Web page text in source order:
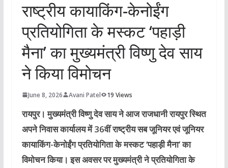
राष्ट्रीय कायाकिंग-केनोईंग
प्रतियोगिता के मस्कट ‘पहाड़ी
मैना’ का मुख्यमंत्री विष्णु देव साय
ने किया विमोचन
June 8, 2026 Avani Patel 19 Views
रायपुर। मुख्यमंत्री विष्णु देव साय ने आज राजधानी रायपुर स्थित
अपने निवास कार्यालय में 36वीं राष्ट्रीय सब जूनियर एवं जूनियर
कायाकिंग-केनोईंग प्रतियोगिता के मस्कट ‘पहाड़ी मैना’ का
विमोचन किया। इस अवसर पर मुख्यमंत्री ने प्रतियोगिता के